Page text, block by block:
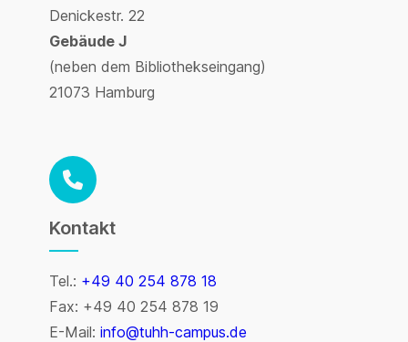
Denickestr. 22
Gebäude J
(neben dem Bibliothekseingang)
21073 Hamburg
Kontakt
Tel.: +49 40 254 878 18
Fax: +49 40 254 878 19
E-Mail: info@tuhh-campus.de